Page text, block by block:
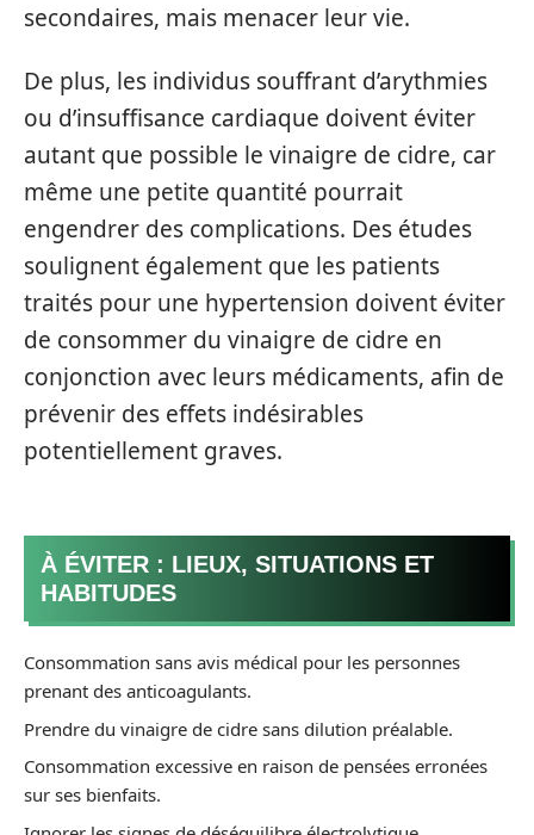
secondaires, mais menacer leur vie.
De plus, les individus souffrant d’arythmies
ou d’insuffisance cardiaque doivent éviter
autant que possible le vinaigre de cidre, car
même une petite quantité pourrait
engendrer des complications. Des études
soulignent également que les patients
traités pour une hypertension doivent éviter
de consommer du vinaigre de cidre en
conjonction avec leurs médicaments, afin de
prévenir des effets indésirables
potentiellement graves.
À ÉVITER : LIEUX, SITUATIONS ET
HABITUDES
Consommation sans avis médical pour les personnes
prenant des anticoagulants.
Prendre du vinaigre de cidre sans dilution préalable.
Consommation excessive en raison de pensées erronées
sur ses bienfaits.